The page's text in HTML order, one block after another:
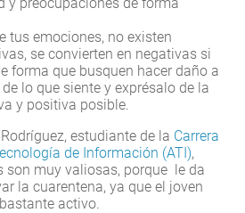
tus emociones, no existen
se convierten en negativas si
forma que busquen hacer daño a
lo que siente y exprésalo de la
y positiva posible.
estudiante de la Carrera
de Información (ATI),
son muy valiosas, porque le da
la cuarentena, ya que el joven
activo.